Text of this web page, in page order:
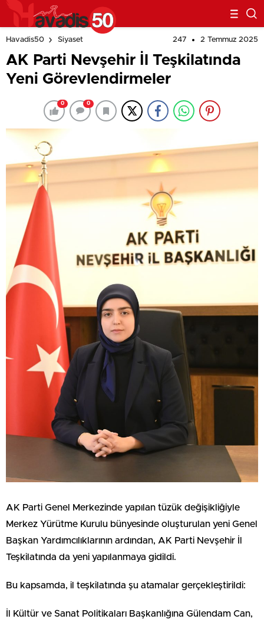
Havadis50 Siyaset 247 2 Temmuz 2025
AK Parti Nevşehir İl Teşkilatında
Yeni Görevlendirmeler
0 0
AK Parti Genel Merkezinde yapılan tüzük değişikliğiyle
Merkez Yürütme Kurulu bünyesinde oluşturulan yeni Genel
Başkan Yardımcılıklarının ardından, AK Parti Nevşehir İl
Teşkilatında da yeni yapılanmaya gidildi.
Bu kapsamda, il teşkilatında şu atamalar gerçekleştirildi:
İl Kültür ve Sanat Politikaları Başkanlığına Gülendam Can,